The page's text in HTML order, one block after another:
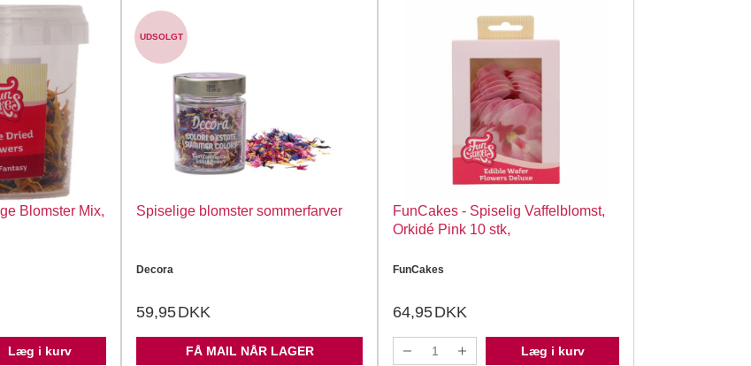
Blomster Mix,
Læg i kurv
UDSOLGT
Spiselige blomster sommerfarver
Decora
59,95DKK
FÅ MAIL NÅR LAGER
FunCakes - Spiselig Vaffelblomst,
Orkidé Pink 10 stk,
FunCakes
64,95DKK
Læg i kurv